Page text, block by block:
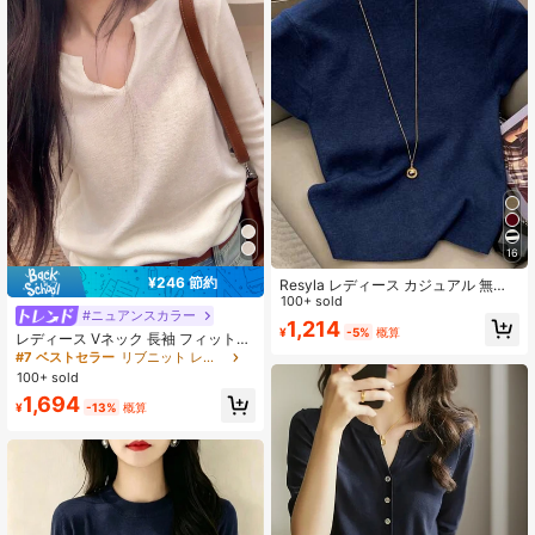
¥246 節約
#ニュアンスカラー
レディース Vネック 長袖 フィットニ
ットセーター、秋/冬に適していま
す、ミニマリストカジュアル、日常
の通勤に適しています、長袖トップ
ス 秋
#7 ベストセラー
リブニット レディースセーター
100+ sold
¥1,694 -13% 概算
16
Resyla レディース カジュアル 無地
マンダリンカラー ニットトップ 夏用
100+ sold
¥1,214 -5% 概算